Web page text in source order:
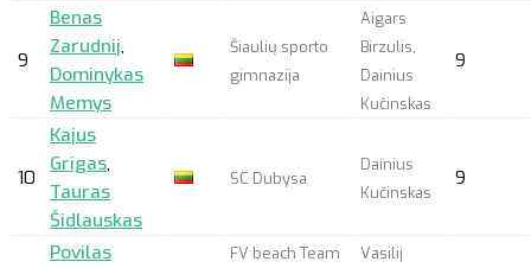
9
Benas
Zarudnij,
Dominykas
Memys
Šiaulių sporto
gimnazija
Aigars
Birzulis,
Dainius
Kučinskas
9
10
Kajus
Grigas,
Tauras
Šidlauskas
SC Dubysa
Dainius
Kučinskas
9
Povilas
FV beach Team
Vasilij